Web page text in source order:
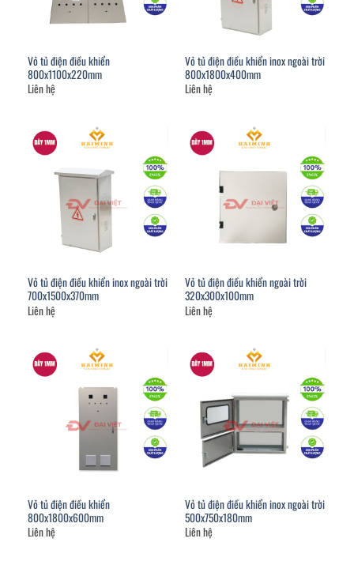
Vỏ tủ điện điều khiển
800x1100x220mm
Liên hệ
Vỏ tủ điện điều khiển inox ngoài trời
800x1800x400mm
Liên hệ
Vỏ tủ điện điều khiển inox ngoài trời
700x1500x370mm
Liên hệ
Vỏ tủ điện điều khiển ngoài trời
320x300x100mm
Liên hệ
Vỏ tủ điện điều khiển
800x1800x600mm
Liên hệ
Vỏ tủ điện điều khiển inox ngoài trời
500x750x180mm
Liên hệ